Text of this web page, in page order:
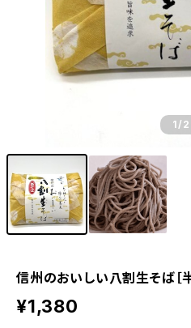
1 /2
信州のおいしい八割生そば［
¥1,380